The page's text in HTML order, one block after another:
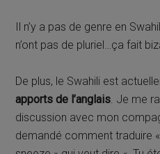
Il n’y a pas de genre en
n’ont pas de pluriel…ça fait
De plus, le Swahili est
apports de l’anglais. Je me
discussion avec mon
demandé comment traduire